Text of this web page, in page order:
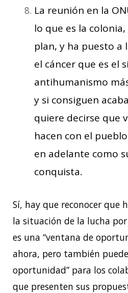
La reunión en la
lo que es la
plan, y ha puesto a
el cáncer que es el
antihumanismo
y si consiguen
quiere decirse que
hacen con el
en adelante como
conquista.
Sí, hay que reconocer que
la situación de la lucha
es una “ventana de
ahora, pero también
oportunidad” para los
que presenten sus